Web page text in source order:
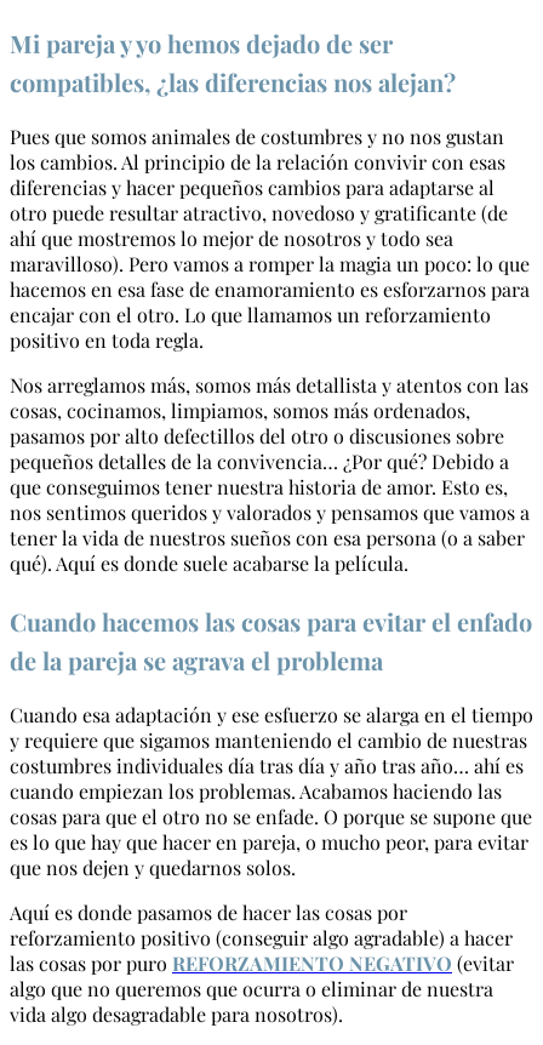
Mi pareja y yo hemos dejado de ser
compatibles, ¿las diferencias nos alejan?
Pues que somos animales de costumbres y no nos gustan
los cambios. Al principio de la relación convivir con esas
diferencias y hacer pequeños cambios para adaptarse al
otro puede resultar atractivo, novedoso y gratificante (de
ahí que mostremos lo mejor de nosotros y todo sea
maravilloso). Pero vamos a romper la magia un poco: lo que
hacemos en esa fase de enamoramiento es esforzarnos para
encajar con el otro. Lo que llamamos un reforzamiento
positivo en toda regla.
Nos arreglamos más, somos más detallista y atentos con las
cosas, cocinamos, limpiamos, somos más ordenados,
pasamos por alto defectillos del otro o discusiones sobre
pequeños detalles de la convivencia… ¿Por qué? Debido a
que conseguimos tener nuestra historia de amor. Esto es,
nos sentimos queridos y valorados y pensamos que vamos a
tener la vida de nuestros sueños con esa persona (o a saber
qué). Aquí es donde suele acabarse la película.
Cuando hacemos las cosas para evitar el enfado
de la pareja se agrava el problema
Cuando esa adaptación y ese esfuerzo se alarga en el tiempo
y requiere que sigamos manteniendo el cambio de nuestras
costumbres individuales día tras día y año tras año… ahí es
cuando empiezan los problemas. Acabamos haciendo las
cosas para que el otro no se enfade. O porque se supone que
es lo que hay que hacer en pareja, o mucho peor, para evitar
que nos dejen y quedarnos solos.
Aquí es donde pasamos de hacer las cosas por
reforzamiento positivo (conseguir algo agradable) a hacer
las cosas por puro REFORZAMIENTO NEGATIVO (evitar
algo que no queremos que ocurra o eliminar de nuestra
vida algo desagradable para nosotros).